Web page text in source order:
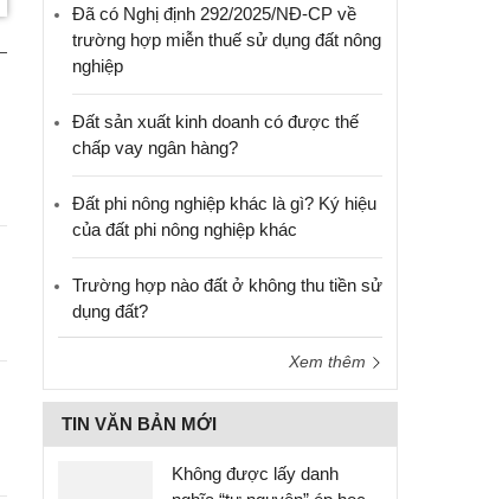
Đã có Nghị định 292/2025/NĐ-CP về
trường hợp miễn thuế sử dụng đất nông
nghiệp
Đất sản xuất kinh doanh có được thế
chấp vay ngân hàng?
Đất phi nông nghiệp khác là gì? Ký hiệu
của đất phi nông nghiệp khác
Trường hợp nào đất ở không thu tiền sử
dụng đất?
Xem thêm
TIN VĂN BẢN MỚI
Không được lấy danh